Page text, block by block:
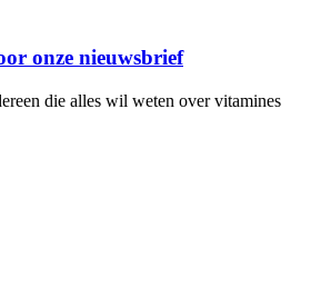
onze nieuwsbrief
die alles wil weten over vitamines